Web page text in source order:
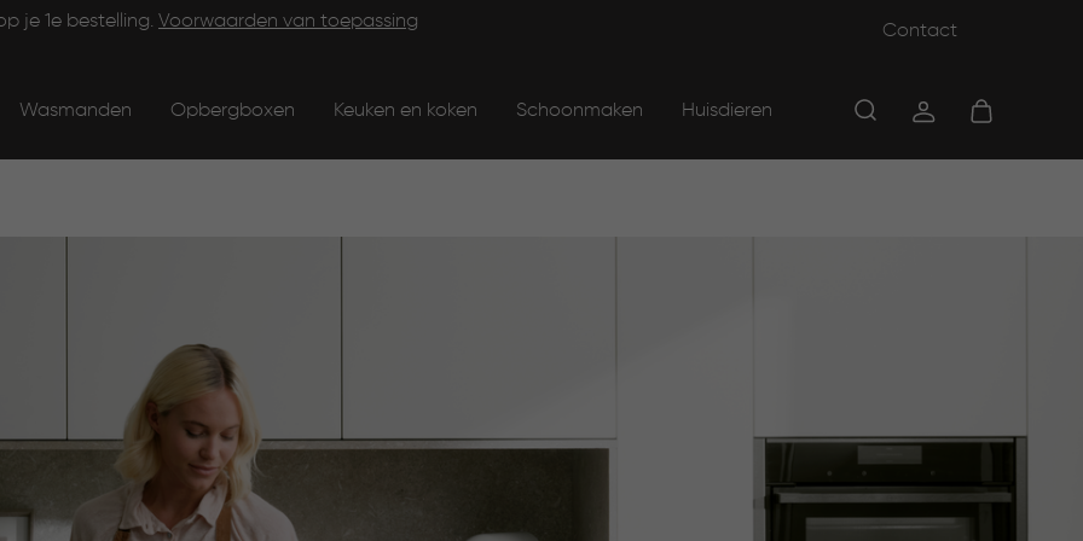
je 1e bestelling. Voorwaarden van toepassing Contact
Wasmanden Opbergboxen Keuken en koken Schoonmaken Huisdieren